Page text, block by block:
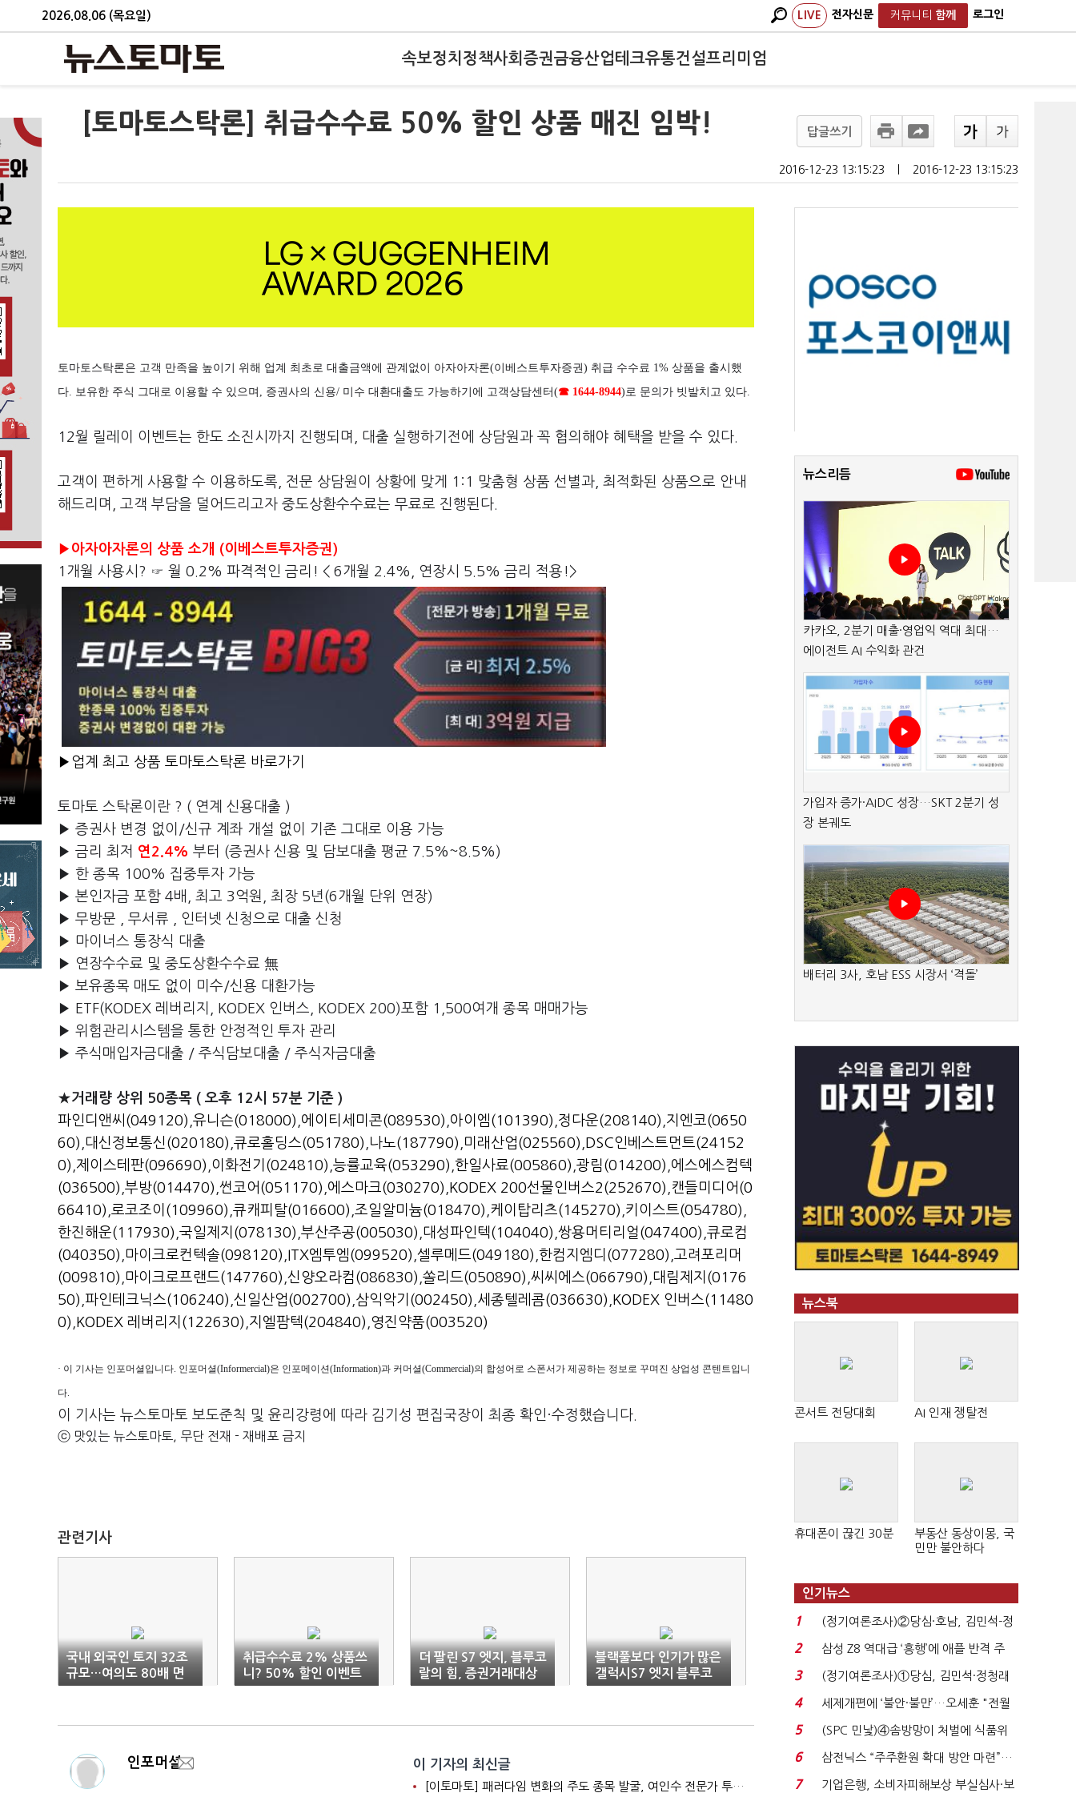
2026.08.06 (목요일) LIVE 전자신문 커뮤니티 함께 로그인
속보정치 정책사회 증권금융산업테크유통건설프리미엄
[토마토스탁론] 취급수수료 50% 할인 상품 매진 임박! 답글쓰기
2016-12-23 13:15:23 2016-12-23 13:15:23
토마토스탁론은 고객 만족을 높이기 위해 업계 최초로 대출금액에 관계없이 아자아자론(이베스트투자증권) 취급 수수료 1% 상품을 출시했
다. 보유한 주식 그대로 이용할 수 있으며, 증권사의 신용/ 미수 대환대출도 가능하기에 고객상담센터(☎ 1644-8944)로 문의가 빗발치고 있다.
12월 릴레이 이벤트는 한도 소진시까지 진행되며, 대출 실행하기전에 상담원과 꼭 협의해야 혜택을 받을 수 있다.
고객이 편하게 사용할 수 이용하도록, 전문 상담원이 상황에 맞게 1:1 맞춤형 상품 선별과, 최적화된 상품으로 안내
해드리며, 고객 부담을 덜어드리고자 중도상환수수료는 무료로 진행된다.
▶아자아자론의 상품 소개 (이베스트투자증권)
1개월 사용시? ☞ 월 0.2% 파격적인 금리! < 6개월 2.4%, 연장시 5.5% 금리 적용!>
▶업계 최고 상품 토마토스탁론 바로가기
토마토 스탁론이란 ? ( 연계 신용대출 )
▶ 증권사 변경 없이/신규 계좌 개설 없이 기존 그대로 이용 가능
▶ 금리 최저 연2.4% 부터 (증권사 신용 및 담보대출 평균 7.5%~8.5%)
▶ 한 종목 100% 집중투자 가능
▶ 본인자금 포함 4배, 최고 3억원, 최장 5년(6개월 단위 연장)
▶ 무방문 , 무서류 , 인터넷 신청으로 대출 신청
▶ 마이너스 통장식 대출
▶ 연장수수료 및 중도상환수수료 無
▶ 보유종목 매도 없이 미수/신용 대환가능
▶ ETF(KODEX 레버리지, KODEX 인버스, KODEX 200)포함 1,500여개 종목 매매가능
▶ 위험관리시스템을 통한 안정적인 투자 관리
▶ 주식매입자금대출 / 주식담보대출 / 주식자금대출
★거래량 상위 50종목 ( 오후 12시 57분 기준 )
파인디앤씨(049120) 유니슨(018000) 에이티세미콘(089530) 아이엠(101390) 정다운(208140) 지엔코(0650
60) 대신정보통신(020180) 큐로홀딩스(051780) 나노(187790) 미래산업(025560) DSC인베스트먼트(24152
0) 제이스테판(096690) 이화전기(024810) 능률교육(053290) 한일사료(005860) 광림(014200) 에스에스컴텍
(036500) 부방(014470) 썬코어(051170) 에스마크(030270) KODEX 200선물인버스2(252670) 캔들미디어(0
66410) 로코조이(109960) 큐캐피탈(016600) 조일알미늄(018470) 케이탑리츠(145270) 키이스트(054780)
한진해운(117930) 국일제지(078130) 부산주공(005030) 대성파인텍(104040) 쌍용머티리얼(047400) 큐로컴
(040350) 마이크로컨텍솔(098120) ITX엠투엠(099520) 셀루메드(049180) 한컴지엠디(077280) 고려포리머
(009810) 마이크로프랜드(147760) 신양오라컴(086830) 쏠리드(050890) 씨씨에스(066790) 대림제지(0176
50) 파인테크닉스(106240) 신일산업(002700) 삼익악기(002450) 세종텔레콤(036630) KODEX 인버스(11480
0) KODEX 레버리지(122630) 지엘팜텍(204840) 영진약품(003520)
· 이 기사는 인포머셜입니다. 인포머셜(Informercial)은 인포메이션(Information)과 커머셜(Commercial)의 합성어로 스폰서가 제공하는 정보로 꾸며진 상업성 콘텐트입니
다.
이 기사는 뉴스토마토 보도준칙 및 윤리강령에 따라 김기성 편집국장이 최종 확인·수정했습니다.
ⓒ 맛있는 뉴스토마토, 무단 전재 - 재배포 금지
관련기사
국내 외국인 토지 32조
규모…여의도 80배 면
적
취급수수료 2% 상품쓰
니? 50% 할인 이벤트
진행 中
더 팔린 S7 엣지, 블루코
랄의 힘, 증권거래대상
자 ‘월4천원’대 구매찬스
블랙풀보다 인기가 많은
갤럭시S7 엣지 블루코
랄, 증권거래대상자 ‘월
인포머셜 이 기자의 최신글
[이토마토] 패러다임 변화의 주도 종목 발굴, 여인수 전문가 투자클럽
뉴스리듬
카카오, 2분기 매출·영업익 역대 최대…
에이전트 AI 수익화 관건
가입자 증가·AIDC 성장…SKT 2분기 성
장 본궤도
배터리 3사, 호남 ESS 시장서 ‘격돌’
뉴스북
콘서트 전당대회 AI 인재 쟁탈전
휴대폰이 끊긴 30분
부동산 동상이몽, 국
민만 불안하다
인기뉴스
1
(정기여론조사)②당심·호남, 김민석-정
청래 '초접전'...
2
삼성 Z8 역대급 ‘흥행’에 애플 반격 주
목…9월 ‘폴...
3
(정기여론조사)①당심, 김민석·정청래
'초접전'…대통령 ...
4
세제개편에 ‘불안·불만’…오세훈 "전월
세 구하기 더 ...
5
(SPC 민낯)④솜방망이 처벌에 식품위
생법 위반 반복...
6
삼전닉스 “주주환원 확대 방안 마련”…
로이터에 성명...
7 기업은행, 소비자피해보상 부실심사·보